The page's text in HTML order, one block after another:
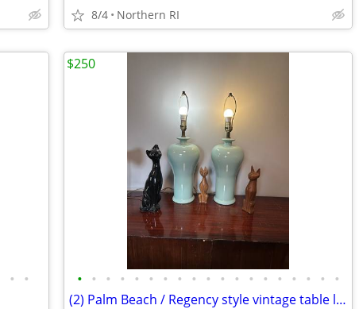
8/4 Northern RI
• • • • • • • • • • • • • • • • • • • • •
(2) Palm Beach / Regency style vintage table lamps A83
$250